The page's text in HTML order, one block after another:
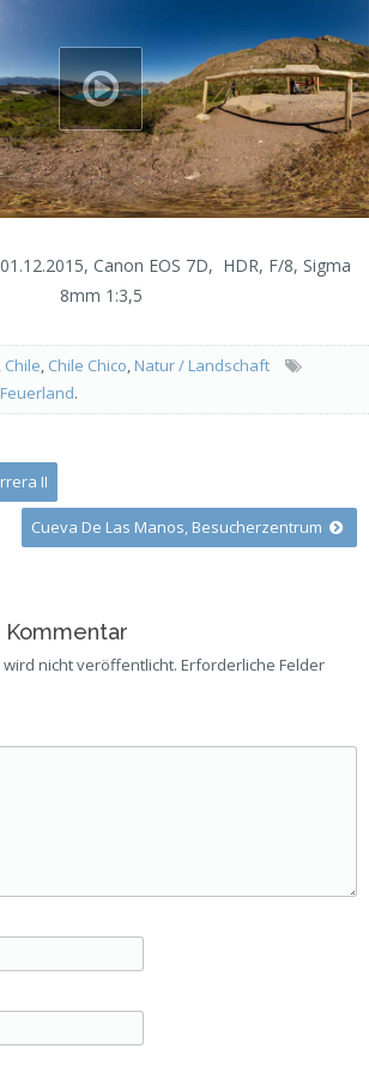
Canon EOS 7D, HDR, F/8, Sigma
8mm 1:3,5
, Chile, Chile Chico, Natur / Landschaft
.
II
Cueva De Las Manos, Besucherzentrum
nicht veröffentlicht. Erforderliche Felder